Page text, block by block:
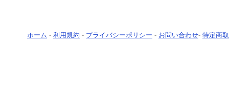
ホーム - 利用規約 - プライバシーポリシー - お問い合わせ- 特定商